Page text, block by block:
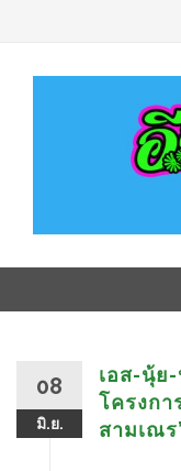
08
มิ.ย.
เอส-นุ้ย
โครงกา
สามเณร